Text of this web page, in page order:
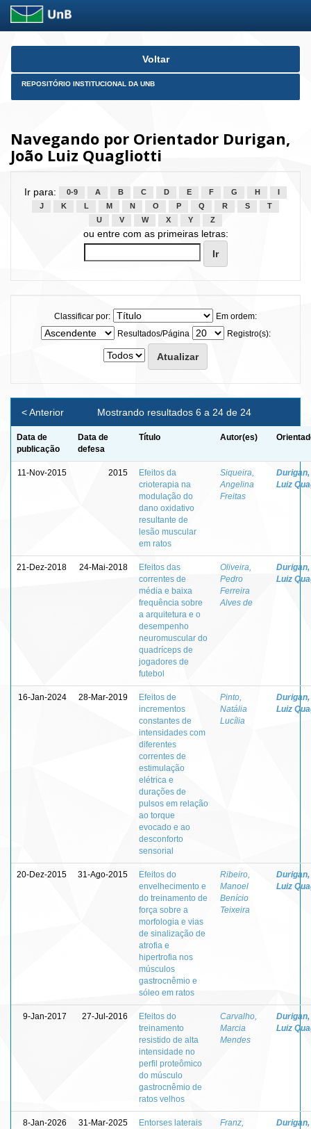
Skip
Voltar
REPOSITÓRIO INSTITUCIONAL DA UNB
Navegando por Orientador Durigan,
João Luiz Quagliotti
Ir para: 0-9 A B C D E F G H
J
K L M N O P Q R S
T
U
V W X Y Z
ou entre com as primeiras letras:
Classificar por:
Em ordem:
Resultados/Página
Registro(s):
Mostrando resultados 6 a 24 de 24
< Anterior
Data de
publicação
Data de
defesa
Título Autor(es)
11-Nov-2015 2015
Efeitos da
crioterapia na
modulação do
dano oxidativo
resultante de
lesão muscular
em ratos
Siqueira,
Angelina
Freitas
Luiz
21-Dez-2018 24-Mai-2018
Efeitos das
correntes de
média e baixa
frequência sobre
a arquitetura e o
desempenho
neuromuscular do
quadríceps de
jogadores de
futebol
Oliveira,
Pedro
Ferreira
Alves de
Luiz
16-Jan-2024 28-Mar-2019
Efeitos de
incrementos
constantes de
intensidades com
diferentes
correntes de
estimulação
elétrica e
durações de
pulsos em relação
ao torque
evocado e ao
desconforto
sensorial
Pinto,
Natália
Lucília
Luiz
20-Dez-2015 31-Ago-2015
Efeitos do
envelhecimento e
do treinamento de
força sobre a
morfologia e vias
de sinalização de
atrofia e
hipertrofia nos
músculos
gastrocnêmio e
sóleo em ratos
Ribeiro,
Manoel
Benício
Teixeira
Luiz
9-Jan-2017 27-Jul-2016
Efeitos do
treinamento
resistido de alta
intensidade no
perfil proteômico
do músculo
gastrocnêmio de
ratos velhos
Carvalho,
Marcia
Mendes
Luiz
8-Jan-2026 31-Mar-2025
Entorses laterais
Franz,